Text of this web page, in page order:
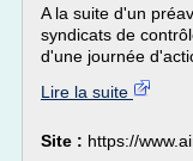
A la suite d'un
syndicats de
d'une journée
Lire la suite
Site : https://